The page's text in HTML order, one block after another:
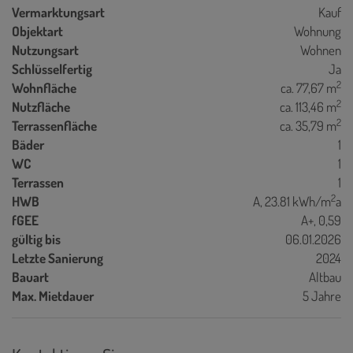
Vermarktungsart
Kauf
Objektart
Wohnung
Nutzungsart
Wohnen
Schlüsselfertig
Ja
Wohnfläche
ca. 77,67 m2
Nutzfläche ca. 113,46 m2
Terrassenfläche ca. 35,79 m2
Bäder
1
WC
1
Terrassen
1
HWB
A, 23.81 kWh/m2a
fGEE
A+, 0,59
gültig bis
06.01.2026
Letzte Sanierung
2024
Bauart
Altbau
Max. Mietdauer
5 Jahre